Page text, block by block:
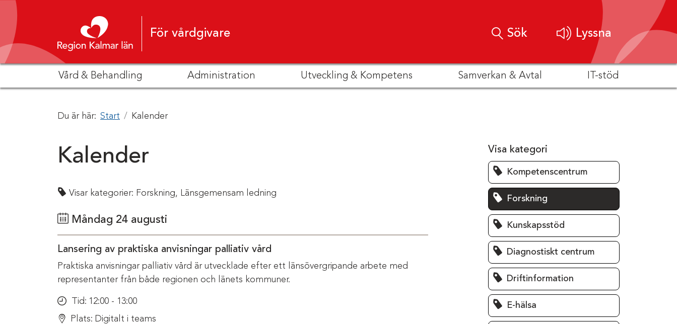
Hoppa till innehåll
För vårdgivare Sök Lyssna
Vård & Behandling Administration Utveckling & Kompetens Samverkan & Avtal IT-stöd
Du är här: Start Kalender
Kalender
Visar kategorier: Forskning, Länsgemensam ledning
Måndag 24 augusti
Lansering av praktiska anvisningar palliativ vård
Praktiska anvisningar palliativ vård är utvecklade efter ett länsövergripande arbete med
representanter från både regionen och länets kommuner.
Tid: 12:00 - 13:00
Plats: Digitalt i teams
Visa kategori
Kompetenscentrum
Forskning
Kunskapsstöd
Diagnostiskt centrum
Driftinformation
E-hälsa